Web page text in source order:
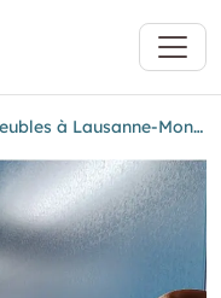
Garde-meubles à Lausanne-Montelly